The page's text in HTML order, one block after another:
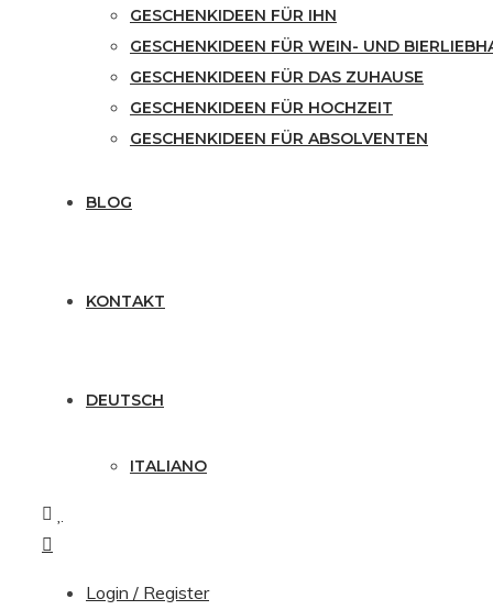
GESCHENKIDEEN FÜR IHN
GESCHENKIDEEN FÜR WEIN- UND
GESCHENKIDEEN FÜR DAS ZUHAUSE
GESCHENKIDEEN FÜR HOCHZEIT
GESCHENKIDEEN FÜR ABSOLVENTEN
BLOG
KONTAKT
DEUTSCH
ITALIANO
Login / Register